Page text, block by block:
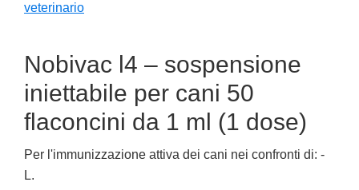
veterinario
Nobivac l4 – sospensione
iniettabile per cani 50
flaconcini da 1 ml (1 dose)
Per l'immunizzazione attiva dei cani nei confronti di: -
L.